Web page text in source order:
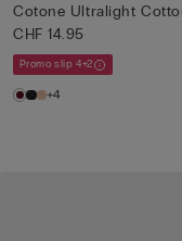
Cotone Ultralight
CHF 14.95
Promo slip 4+2
+4